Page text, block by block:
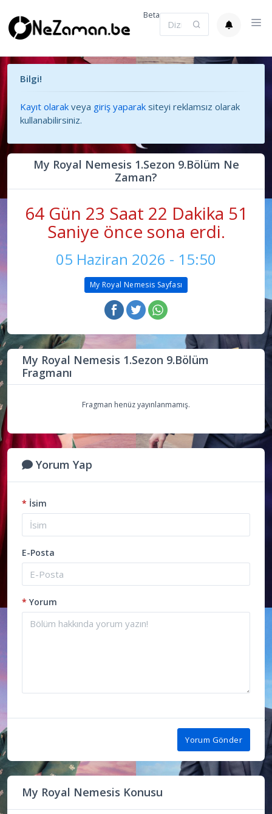
Beta
Bilgi!
Kayıt olarak veya giriş yaparak siteyi reklamsız olarak
kullanabilirsiniz.
My Royal Nemesis 1.Sezon 9.Bölüm Ne
Zaman?
64 Gün 23 Saat 22 Dakika 51
Saniye önce sona erdi.
05 Haziran 2026 - 15:50
My Royal Nemesis Sayfası
My Royal Nemesis 1.Sezon 9.Bölüm
Fragmanı
Fragman henüz yayınlanmamış.
Yorum Yap
* İsim
E-Posta
* Yorum
Yorum Gönder
My Royal Nemesis Konusu